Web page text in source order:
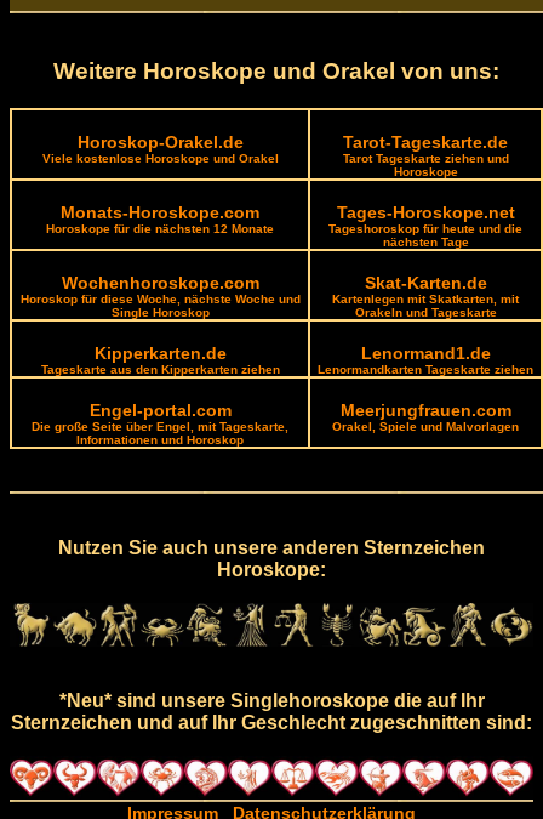
Weitere Horoskope und Orakel von uns:
Horoskop-Orakel.de
Viele kostenlose Horoskope und Orakel
Tarot-Tageskarte.de
Tarot Tageskarte ziehen und
Horoskope
Monats-Horoskope.com
Horoskope für die nächsten 12 Monate
Tages-Horoskope.net
Tageshoroskop für heute und die
nächsten Tage
Wochenhoroskope.com
Horoskop für diese Woche, nächste Woche und
Single Horoskop
Skat-Karten.de
Kartenlegen mit Skatkarten, mit
Orakeln und Tageskarte
Kipperkarten.de
Tageskarte aus den Kipperkarten ziehen
Lenormand1.de
Lenormandkarten Tageskarte ziehen
Engel-portal.com
Die große Seite über Engel, mit Tageskarte,
Informationen und Horoskop
Meerjungfrauen.com
Orakel, Spiele und Malvorlagen
Nutzen Sie auch unsere anderen Sternzeichen
Horoskope:
*Neu* sind unsere Singlehoroskope die auf Ihr
Sternzeichen und auf Ihr Geschlecht zugeschnitten sind:
Impressum Datenschutzerklärung